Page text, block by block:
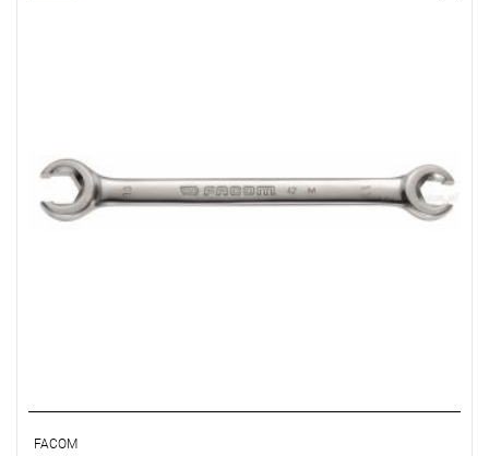
FACOM